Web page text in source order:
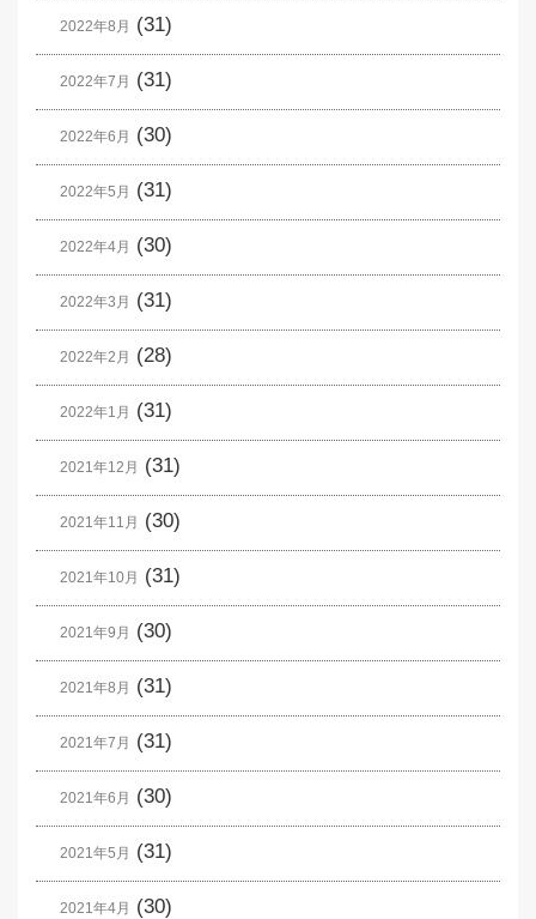
2022年8月 (31)
2022年7月 (31)
2022年6月 (30)
2022年5月 (31)
2022年4月 (30)
2022年3月 (31)
2022年2月 (28)
2022年1月 (31)
2021年12月 (31)
2021年11月 (30)
2021年10月 (31)
2021年9月 (30)
2021年8月 (31)
2021年7月 (31)
2021年6月 (30)
2021年5月 (31)
2021年4月 (30)